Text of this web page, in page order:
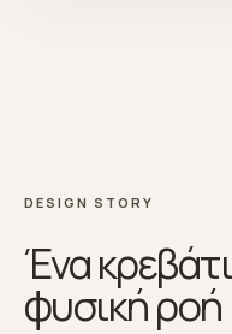
DESIGN STORY
Ένα
φυσική ροή